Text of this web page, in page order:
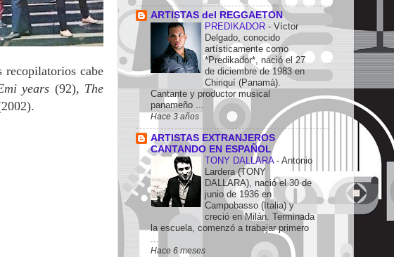
cabe
years (92), The
ARTISTAS del REGGAETON
PREDIKADOR - Víctor
Delgado, conocido
artísticamente como
*Predikador*, nació el 27
de diciembre de 1983 en
Chiriquí (Panamá).
Cantante y productor musical
panameño ...
Hace 3 años
ARTISTAS EXTRANJEROS
CANTANDO EN ESPAÑOL
TONY DALLARA - Antonio
Lardera (TONY
DALLARA), nació el 30 de
junio de 1936 en
Campobasso (Italia) y
creció en Milán. Terminada
la escuela, comenzó a trabajar primero
...
Hace 6 meses